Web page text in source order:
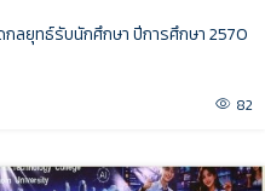
ลยุทธ์รับนักศึกษา ปีการศึกษา 2570
82